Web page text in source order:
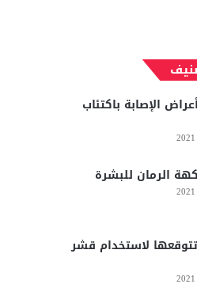
الإصابة باكتئاب
الرمان للبشرة
تتوقعها لاستخدام قشر